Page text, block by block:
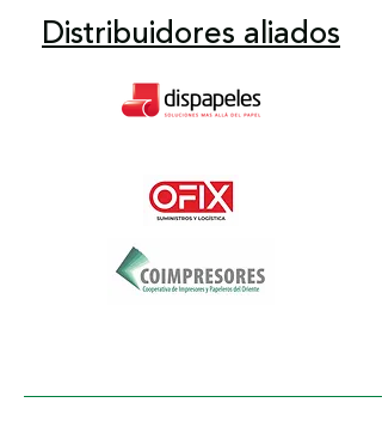
Distribuidores aliados